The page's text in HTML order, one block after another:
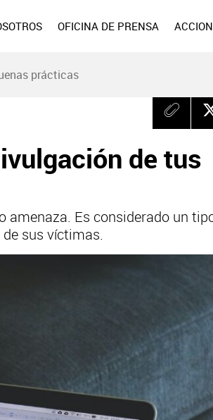
OFICINA DE PRENSA
prácticas
de tus
amenaza. Es considerado un
sus víctimas.